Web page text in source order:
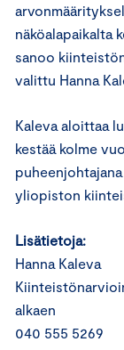
näköalapaikalta
sanoo
valittu Hanna
Kaleva aloittaa
kestää kolme
yliopiston
Lisätietoja:
Hanna Kaleva
alkaen
040 555 5269